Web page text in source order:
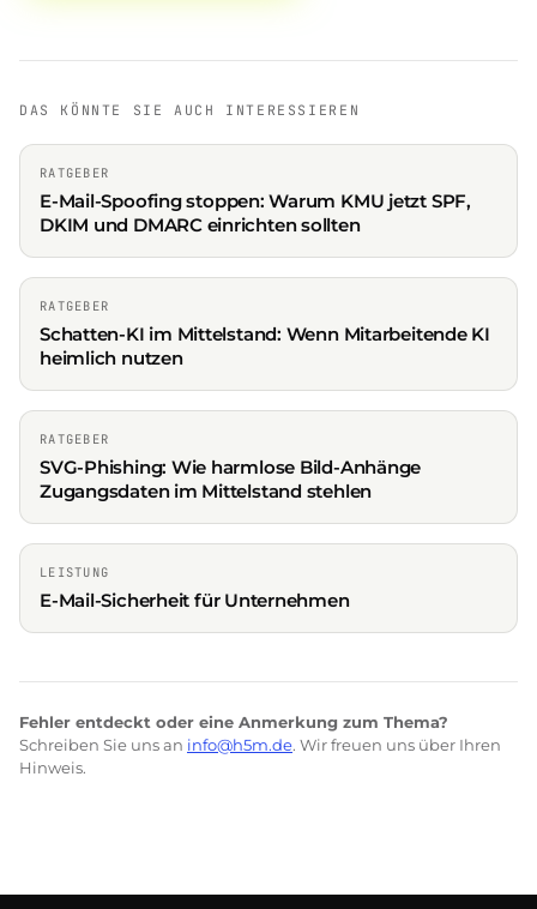
DAS KÖNNTE SIE AUCH INTERESSIEREN
RATGEBER
E-Mail-Spoofing stoppen: Warum KMU jetzt SPF,
DKIM und DMARC einrichten sollten
RATGEBER
Schatten-KI im Mittelstand: Wenn Mitarbeitende KI
heimlich nutzen
RATGEBER
SVG-Phishing: Wie harmlose Bild-Anhänge
Zugangsdaten im Mittelstand stehlen
LEISTUNG
E-Mail-Sicherheit für Unternehmen
Fehler entdeckt oder eine Anmerkung zum Thema?
Schreiben Sie uns an info@h5m.de. Wir freuen uns über Ihren
Hinweis.